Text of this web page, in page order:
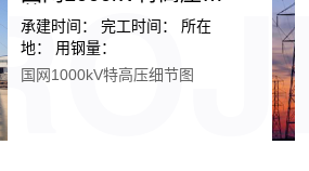
节图
承建时间： 完工时间： 所在
地： 用钢量：
国网1000kV特高压细节图